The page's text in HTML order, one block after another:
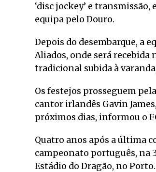
‘disc jockey’ e
equipa pelo Douro.
Depois do desembarque, a
Aliados, onde será
tradicional subida à
Os festejos prosseguem
cantor irlandês Gavin
próximos dias, informou o
Quatro anos após a última
campeonato português, na
Estádio do Dragão, no Porto.